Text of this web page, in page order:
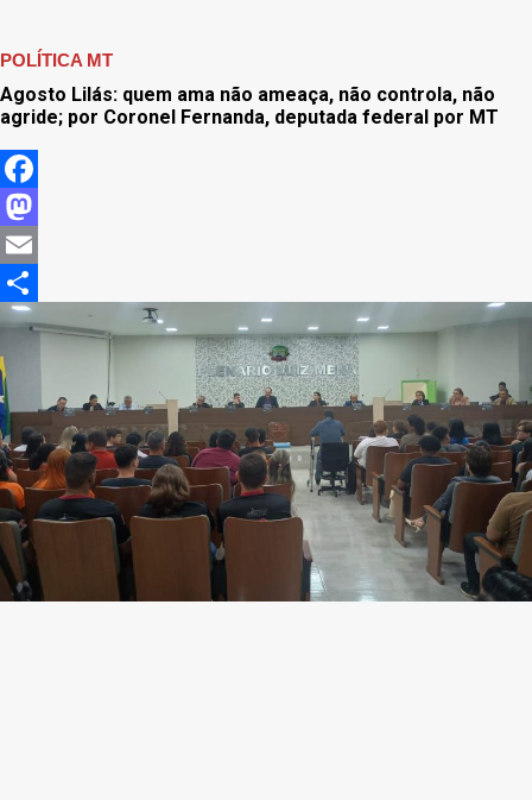
POLÍTICA MT
Agosto Lilás: quem ama não ameaça, não controla, não
agride; por Coronel Fernanda, deputada federal por MT
Facebook
Mastodon
Email
Share